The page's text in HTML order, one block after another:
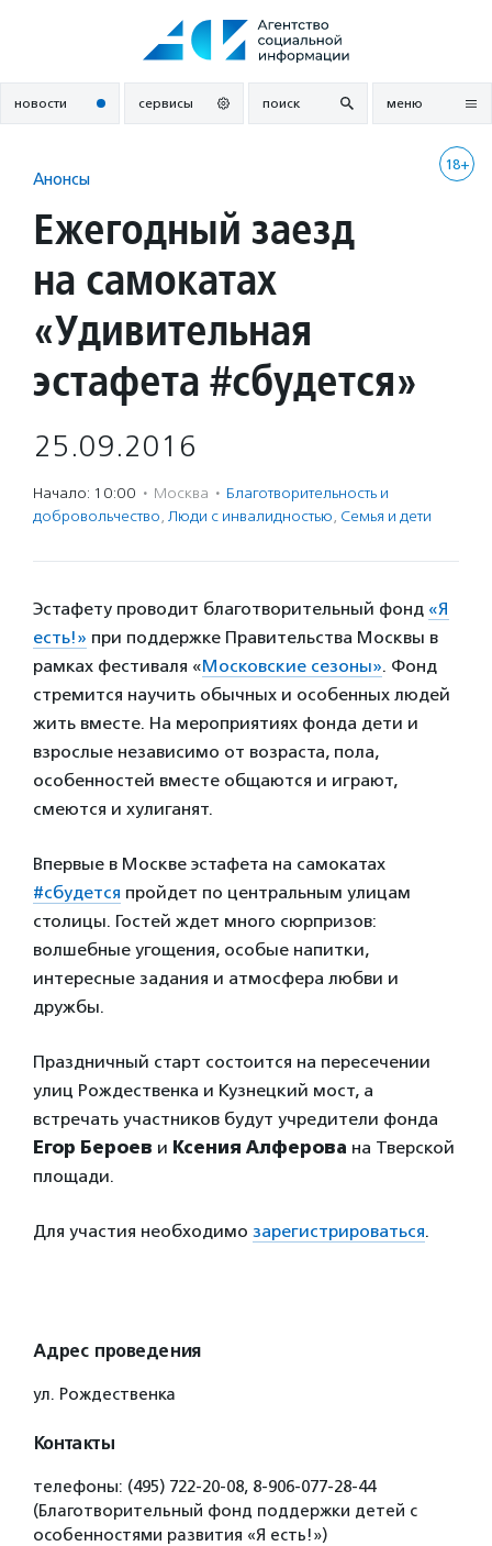
новости сервисы поиск меню
18+
Анонсы
Ежегодный заезд
на самокатах
«Удивительная
эстафета #сбудется»
25.09.2016
Начало: 10:00 · Москва · Благотвори­тель­ность и
доброволь­чест­во, Люди с инвалидностью, Семья и дети
Эстафету проводит благотворительный фонд «Я
есть!» при поддержке Правительства Москвы в
рамках фестиваля «Московские сезоны». Фонд
стремится научить обычных и особенных людей
жить вместе. На мероприятиях фонда дети и
взрослые независимо от возраста, пола,
особенностей вместе общаются и играют,
смеются и хулиганят.
Впервые в Москве эстафета на самокатах
#сбудется пройдет по центральным улицам
столицы. Гостей ждет много сюрпризов:
волшебные угощения, особые напитки,
интересные задания и атмосфера любви и
дружбы.
Праздничный старт состоится на пересечении
улиц Рождественка и Кузнецкий мост, а
встречать участников будут учредители фонда
Егор Бероев и Ксения Алферова на Тверской
площади.
Для участия необходимо зарегистрироваться.
Адрес проведения
ул. Рождественка
Контакты
телефоны: (495) 722-20-08, 8-906-077-28-44
(Благотворительный фонд поддержки детей с
особенностями развития «Я есть!»)